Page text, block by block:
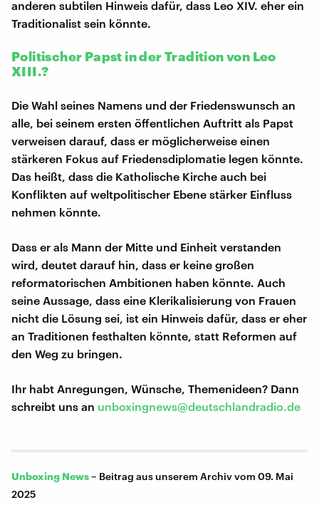
anderen subtilen Hinweis dafür, dass Leo XIV. eher ein
Traditionalist sein könnte.
Politischer Papst in der Tradition von Leo
XIII.?
Die Wahl seines Namens und der Friedenswunsch an
alle, bei seinem ersten öffentlichen Auftritt als Papst
verweisen darauf, dass er möglicherweise einen
stärkeren Fokus auf Friedensdiplomatie legen könnte.
Das heißt, dass die Katholische Kirche auch bei
Konflikten auf weltpolitischer Ebene stärker Einfluss
nehmen könnte.
Dass er als Mann der Mitte und Einheit verstanden
wird, deutet darauf hin, dass er keine großen
reformatorischen Ambitionen haben könnte. Auch
seine Aussage, dass eine Klerikalisierung von Frauen
nicht die Lösung sei, ist ein Hinweis dafür, dass er eher
an Traditionen festhalten könnte, statt Reformen auf
den Weg zu bringen.
Ihr habt Anregungen, Wünsche, Themenideen? Dann
schreibt uns an unboxingnews@deutschlandradio.de
Unboxing News– Beitrag aus unserem Archiv vom 09. Mai
2025